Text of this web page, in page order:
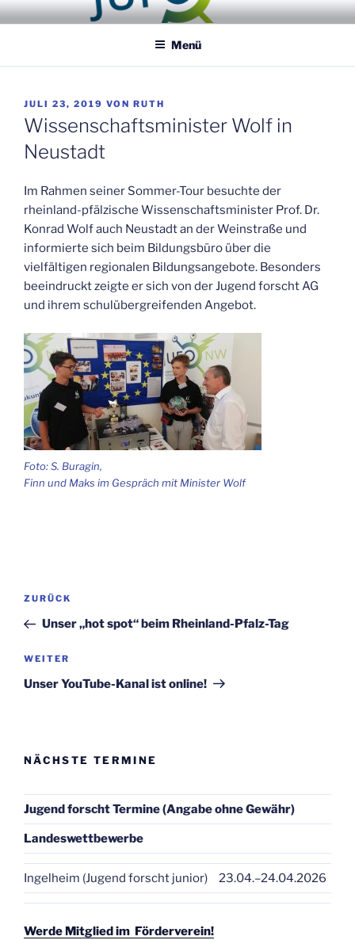
Zum
InhaltJUGEND FORSCHT AG
Entdecker / Erfinder / Selbermacher
Menü
VERÖFFENTLICHT
AM
JULI 23, 2019 VON RUTH
Wissenschaftsminister Wolf in
Neustadt
Im Rahmen seiner Sommer-Tour besuchte der
rheinland-pfälzische Wissenschaftsminister Prof. Dr.
Konrad Wolf auch Neustadt an der Weinstraße und
informierte sich beim Bildungsbüro über die
vielfältigen regionalen Bildungsangebote. Besonders
beeindruckt zeigte er sich von der Jugend forscht AG
und ihrem schulübergreifenden Angebot.
Foto: S. Buragin,
Finn und Maks im Gespräch mit Minister Wolf
Beitragsnavigation
Vorheriger
Beitrag
ZURÜCK
Unser „hot spot“ beim Rheinland-Pfalz-Tag
Nächster
Beitrag
WEITER
Unser YouTube-Kanal ist online!
NÄCHSTE TERMINE
Jugend forscht Termine (Angabe ohne Gewähr)
Landeswettbewerbe
Ingelheim (Jugend forscht junior) 23.04.–24.04.2026
Werde Mitglied im Förderverein!